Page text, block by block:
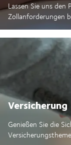
Lassen Sie uns den
Zollanforderungen
Versicherung
Genießen Sie die